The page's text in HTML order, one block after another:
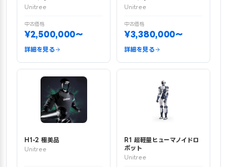
Unitree
中古価格
¥2,500,000〜
詳細を見る
Unitree
中古価格
¥3,380,000〜
詳細を見る
H1-2 極美品
Unitree
R1 超軽量ヒューマノイドロ
ボット
Unitree